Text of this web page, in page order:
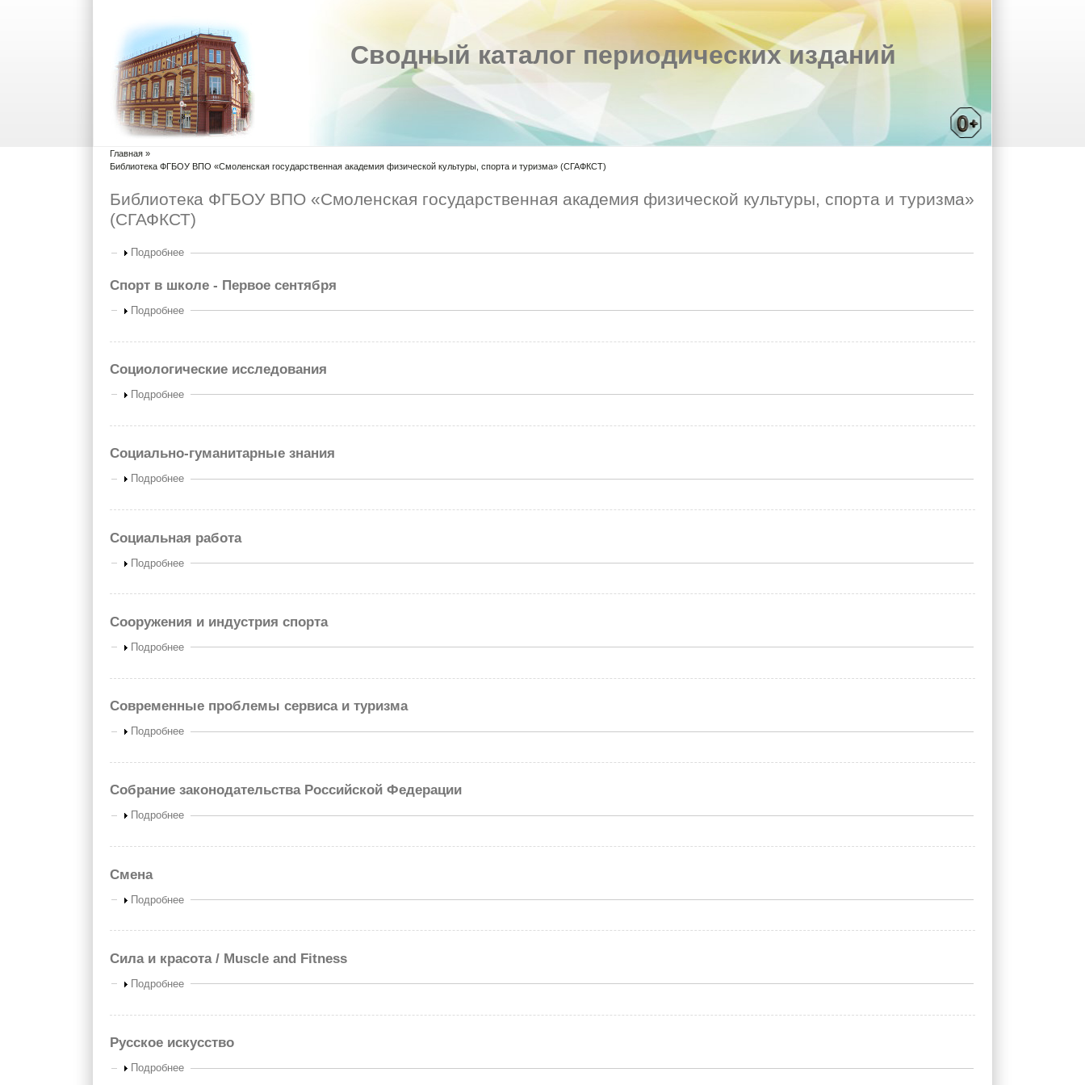
Сводный каталог периодических изданий
Вы здесь
Главная »
Библиотека ФГБОУ ВПО «Смоленская государственная академия физической культуры, спорта и туризма» (СГАФКСТ)
Библиотека ФГБОУ ВПО «Смоленская государственная академия физической культуры, спорта и туризма»
(СГАФКСТ)
Показать
Подробнее
Спорт в школе - Первое сентября
Показать
Подробнее
Социологические исследования
Показать
Подробнее
Социально-гуманитарные знания
Показать
Подробнее
Социальная работа
Показать
Подробнее
Сооружения и индустрия спорта
Показать
Подробнее
Современные проблемы сервиса и туризма
Показать
Подробнее
Собрание законодательства Российской Федерации
Показать
Подробнее
Смена
Показать
Подробнее
Сила и красота / Muscle and Fitness
Показать
Подробнее
Русское искусство
Показать
Подробнее